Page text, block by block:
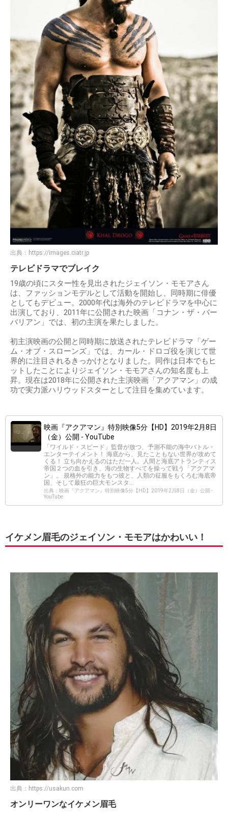
出典： https://images.ciatr.jp
テレビドラマでブレイク
19歳の頃にスター性を見出されたジェイソン・モモアさん
は、ファッションモデルとして活動を開始し、同時期に俳優
としてもデビュー。2000年代は海外のテレビドラマを中心に
出演しており、2011年に公開された映画「コナン・ザ・バー
バリアン」では、初の主演を果たしました。
初主演映画の公開と同時期に放送されたテレビドラマ「ゲー
ム・オブ・スローンズ」では、カール・ドロゴ役を演じて世
界的に注目されるきっかけとなりました。同作は日本でもヒ
ットしたことによりジェイソン・モモアさんの知名度も上
昇。現在は2018年に公開された主演映画「アクアマン」の成
功で実力派ハリウッドスターとして注目を集めています。
映画『アクアマン』特別映像5分【HD】2019年2月8日
（金）公開 - YouTube
「ワイルド・スピード」監督が放つ、予測不能の海中バトル・
エンターテイメント！ 海底から、見たこともない世界が攻めて
くる！ 立ち向かえるのはただ一人。人間と海底アトランティス
帝国２つの血を引き、海の生物すべてを操って戦う「アクアマ
ン」。 規格外の能力をもつ彼と、人類の征服をもくろむ海底帝
国、そして最狂の巨大モンスタ...
出典：映画『アクアマン』特別映像5分【HD】2019年2月8日（金）公開 -
YouTube
イケメン眉毛のジェイソン・モモアはかわいい！
出典： https://usakun.com
オンリーワンなイケメン眉毛